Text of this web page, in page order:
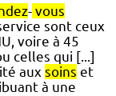
- vous
sont ceux
voire à 45
celles qui [...]
aux soins et
à une